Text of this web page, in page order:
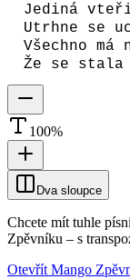
Jediná
Utrhne se
Všechno má
Že se stala
100%
Dva sloupce
Chcete mít tuhle
Zpěvníku – s
Otevřít Mango